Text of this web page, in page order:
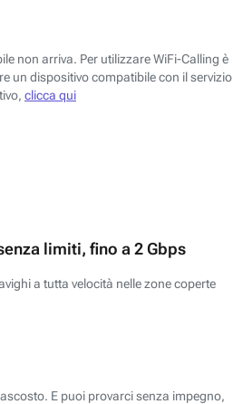
non arriva. Per utilizzare WiFi-Calling è
un dispositivo compatibile con il servizio
clicca qui
limiti, fino a 2 Gbps
a tutta velocità nelle zone coperte
E puoi provarci senza impegno,